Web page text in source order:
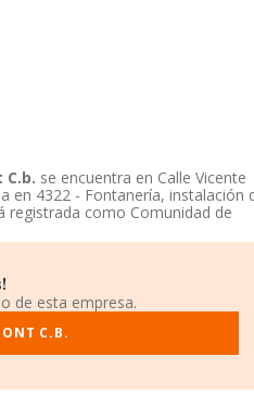
se encuentra en Calle Vicente
en 4322 - Fontanería, instalación
registrada como Comunidad de
de esta empresa.
C.B.